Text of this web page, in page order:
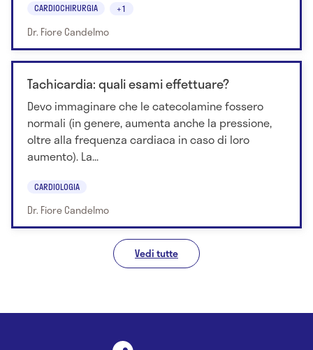
CARDIOCHIRURGIA +1
Dr. Fiore Candelmo
Tachicardia: quali esami effettuare?
Devo immaginare che le catecolamine fossero
normali (in genere, aumenta anche la pressione,
oltre alla frequenza cardiaca in caso di loro
aumento). La...
CARDIOLOGIA
Dr. Fiore Candelmo
Vedi tutte